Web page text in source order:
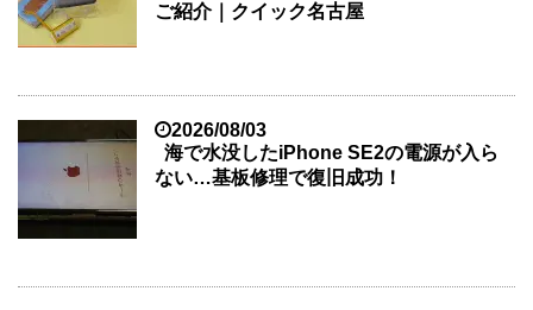
ご紹介｜クイック名古屋
2026/08/03
海で水没したiPhone SE2の電源が入ら
ない…基板修理で復旧成功！